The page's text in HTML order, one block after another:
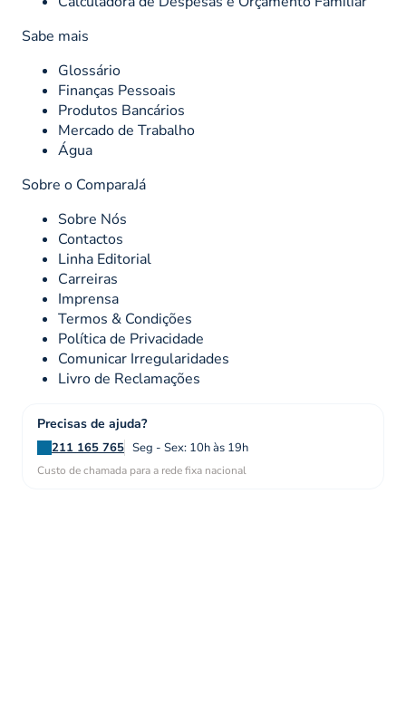
Sabe mais
Glossário
Finanças Pessoais
Produtos Bancários
Mercado de Trabalho
Água
Sobre o ComparaJá
Sobre Nós
Contactos
Linha Editorial
Carreiras
Imprensa
Termos & Condições
Política de Privacidade
Comunicar Irregularidades
Livro de Reclamações
Precisas de ajuda?
211 165 765 Seg - Sex: 10h às 19h
Custo de chamada para a rede fixa nacional